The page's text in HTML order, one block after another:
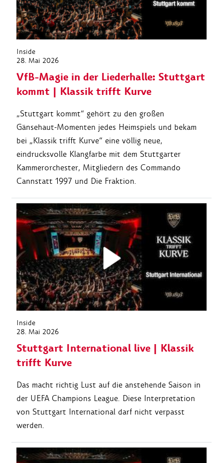
Inside
28. Mai 2026
VfB-Magie in der Liederhalle: Stuttgart
kommt | Klassik trifft Kurve
„Stuttgart kommt“ gehört zu den großen
Gänsehaut-Momenten jedes Heimspiels und bekam
bei „Klassik trifft Kurve“ eine völlig neue,
eindrucksvolle Klangfarbe mit dem Stuttgarter
Kammerorchester, Mitgliedern des Commando
Cannstatt 1997 und Die Fraktion.
Inside
28. Mai 2026
Stuttgart International live | Klassik
trifft Kurve
Das macht richtig Lust auf die anstehende Saison in
der UEFA Champions League. Diese Interpretation
von Stuttgart International darf nicht verpasst
werden.